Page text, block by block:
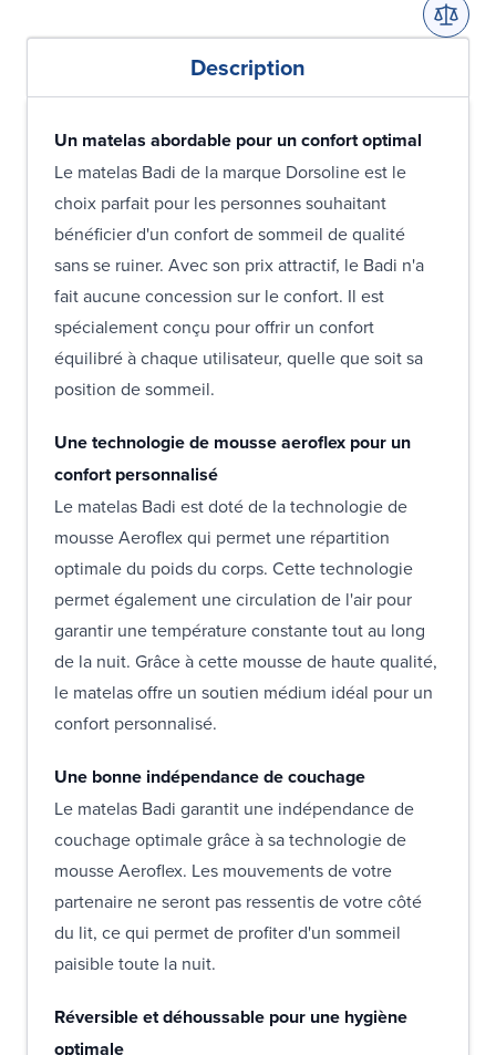
Description
Un matelas abordable pour un confort optimal
Le matelas Badi de la marque Dorsoline est le
choix parfait pour les personnes souhaitant
bénéficier d'un confort de sommeil de qualité
sans se ruiner. Avec son prix attractif, le Badi n'a
fait aucune concession sur le confort. Il est
spécialement conçu pour offrir un confort
équilibré à chaque utilisateur, quelle que soit sa
position de sommeil.
Une technologie de mousse aeroflex pour un
confort personnalisé
Le matelas Badi est doté de la technologie de
mousse Aeroflex qui permet une répartition
optimale du poids du corps. Cette technologie
permet également une circulation de l'air pour
garantir une température constante tout au long
de la nuit. Grâce à cette mousse de haute qualité,
le matelas offre un soutien médium idéal pour un
confort personnalisé.
Une bonne indépendance de couchage
Le matelas Badi garantit une indépendance de
couchage optimale grâce à sa technologie de
mousse Aeroflex. Les mouvements de votre
partenaire ne seront pas ressentis de votre côté
du lit, ce qui permet de profiter d'un sommeil
paisible toute la nuit.
Réversible et déhoussable pour une hygiène
optimale